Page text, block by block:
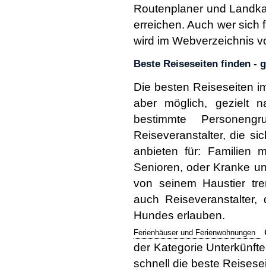
Routenplaner und
erreichen. Auch wer sich
wird im Webverzeichnis
Beste Reiseseiten finden -
Die besten Reiseseiten
aber möglich, gezielt
bestimmte
Reiseveranstalter, die
anbieten für: Familien
Senioren, oder Kranke
von seinem Haustier
auch
Hundes erlauben.
Ferienhäuser und Ferienwohnungen
der Kategorie
schnell die beste